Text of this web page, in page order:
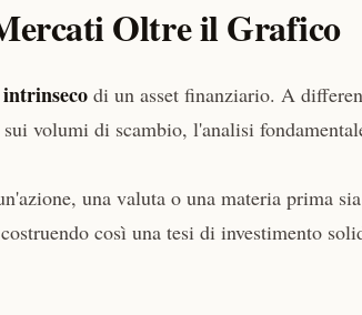
Oltre il Grafico
di un asset finanziario. A
volumi di scambio, l'analisi
una valuta o una materia prima sia
così una tesi di investimento